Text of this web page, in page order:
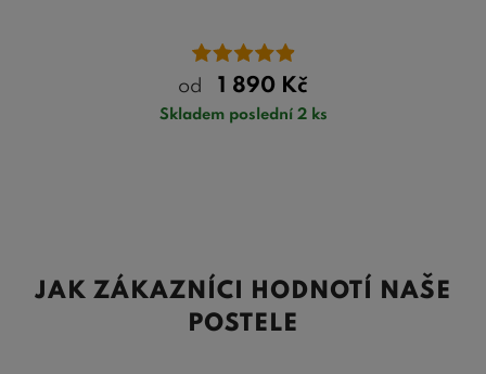
od 1 890 Kč
Skladem poslední 2 ks
JAK ZÁKAZNÍCI HODNOTÍ NAŠE
POSTELE